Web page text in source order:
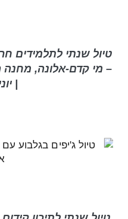
טיול שנתי לתלמידים
– מי קדם-אלונה, מחנה
| יוני